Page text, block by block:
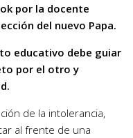
por la docente
del nuevo Papa.
educativo debe guiar
por el otro y
de la intolerancia,
al frente de una